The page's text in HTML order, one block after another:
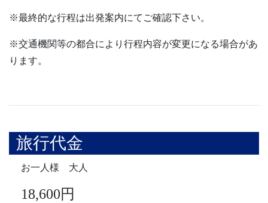
※最終的な行程は出発案内にてご確認下さい。
※交通機関等の都合により行程内容が変更になる場合があ
ります。
旅行代金
お一人様 大人
18,600円